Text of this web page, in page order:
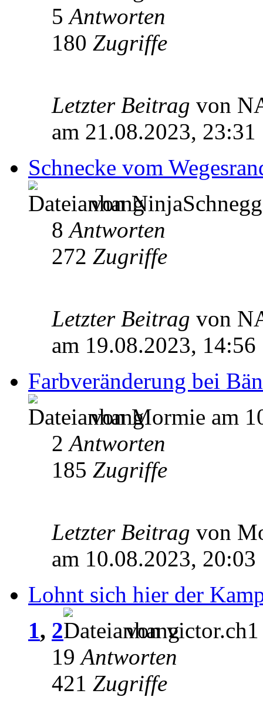
5Antworten
180 Zugriffe
Letzter Beitrag von
am 21.08.2023, 23:31
Schnecke vom
von
8Antworten
272 Zugriffe
Letzter Beitrag von
am 19.08.2023, 14:56
Farbveränderung bei
von Mormie am
2Antworten
185 Zugriffe
Letzter Beitrag von
am 10.08.2023, 20:03
Lohnt sich hier der
1, 2
von victor.ch1
19Antworten
421 Zugriffe